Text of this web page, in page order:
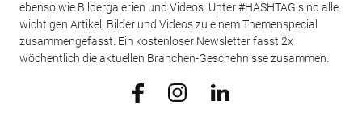
ebenso wie Bildergalerien und Videos. Unter #HASHTAG sind alle
wichtigen Artikel, Bilder und Videos zu einem Themenspecial
zusammengefasst. Ein kostenloser Newsletter fasst 2x
wöchentlich die aktuellen Branchen-Geschehnisse zusammen.